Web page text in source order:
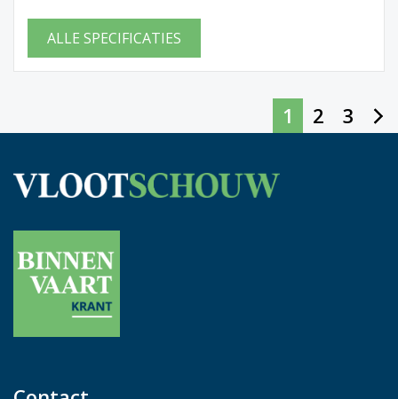
ALLE SPECIFICATIES
1 2 3